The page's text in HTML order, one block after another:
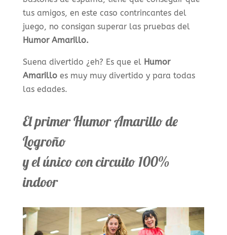
tus amigos, en este caso contrincantes del
juego, no consigan superar las pruebas del
Humor Amarillo.
Suena divertido ¿eh? Es que el Humor
Amarilloes muy muy divertido y para todas
las edades.
El primer Humor Amarillo de
Logroño
y el único con circuito 100%
indoor